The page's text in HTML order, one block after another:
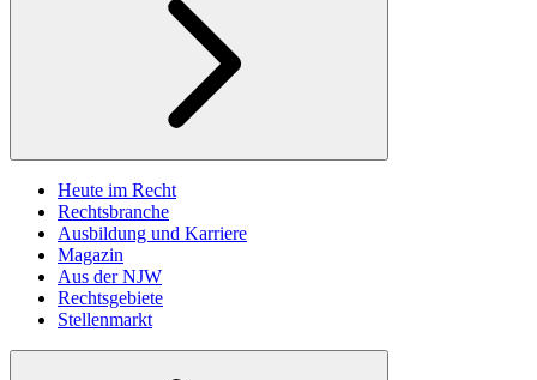
Heute im Recht
Rechtsbranche
Ausbildung und Karriere
Magazin
Aus der NJW
Rechtsgebiete
Stellenmarkt